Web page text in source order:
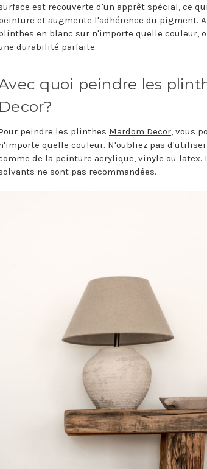
est recouverte d'un apprêt spécial, ce
et augmente l'adhérence du pigment.
en blanc sur n'importe quelle couleur,
durabilité parfaite.
quoi peindre les
Decor?
peindre les plinthes Mardom Decor, vous
quelle couleur. N'oubliez pas
de la peinture acrylique, vinyle ou latex.
ne sont pas recommandées.